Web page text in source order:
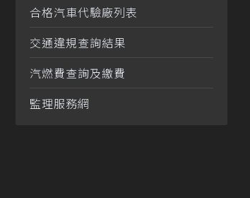
合格汽車代驗廠列表
交通違規查詢結果
汽燃費查詢及繳費
監理服務網